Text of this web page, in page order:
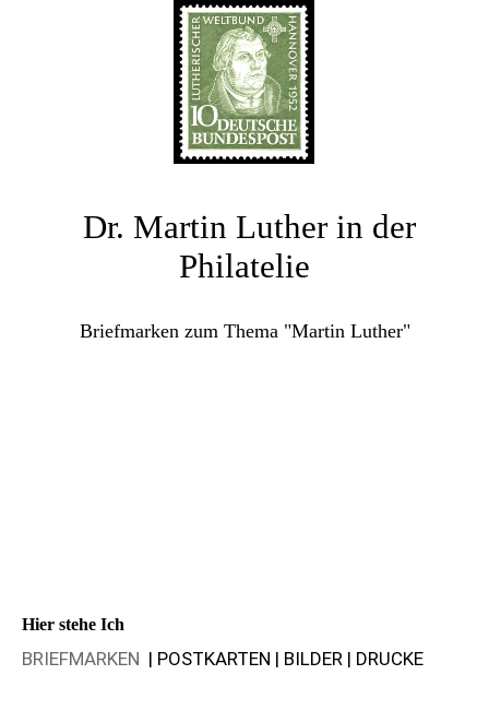
Dr. Martin Luther in der
Philatelie
Briefmarken zum Thema "Martin Luther"
Hier stehe Ich
BRIEFMARKEN | POSTKARTEN | BILDER | DRUCKE